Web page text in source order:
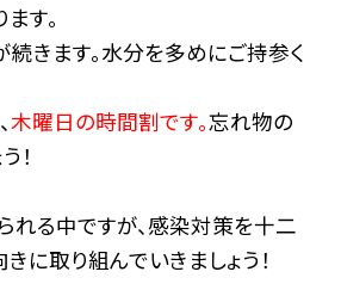
す。
続きます。水分を多めにご持参く
木曜日の時間割です。忘れ物の
！
れる中ですが、感染対策を十二
に取り組んでいきましょう！